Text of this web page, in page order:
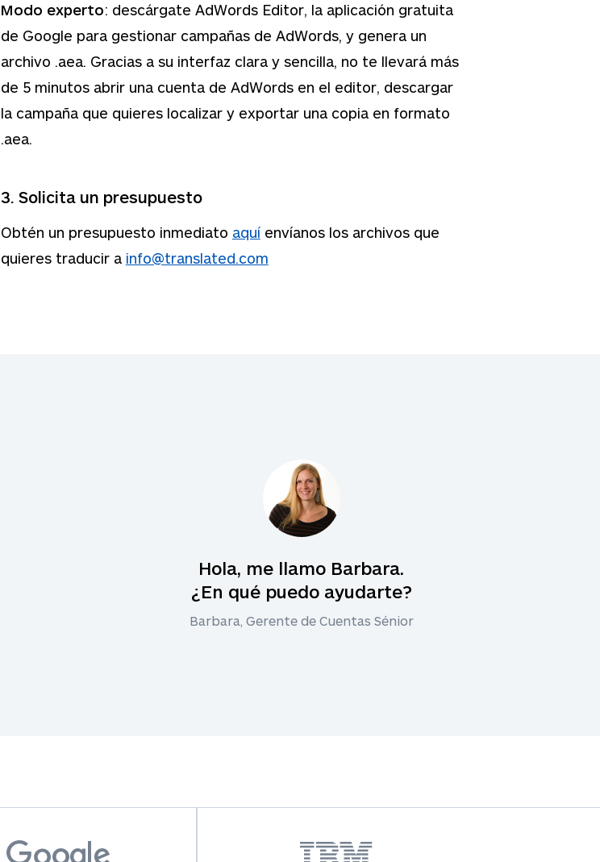
Modo experto: descárgate AdWords Editor, la aplicación gratuita
de Google para gestionar campañas de AdWords, y genera un
archivo .aea. Gracias a su interfaz clara y sencilla, no te llevará más
de 5 minutos abrir una cuenta de AdWords en el editor, descargar
la campaña que quieres localizar y exportar una copia en formato
.aea.
3. Solicita un presupuesto
Obtén un presupuesto inmediato aquíenvíanos los archivos que
quieres traducir a info@translated.com
Hola, me llamo Barbara.
¿En qué puedo ayudarte?
Barbara, Gerente de Cuentas Sénior